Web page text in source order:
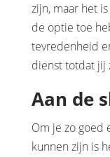
zijn, maar het
de optie toe
tevredenheid
dienst totdat jij
Aan de
Om je zo goed
kunnen zijn is